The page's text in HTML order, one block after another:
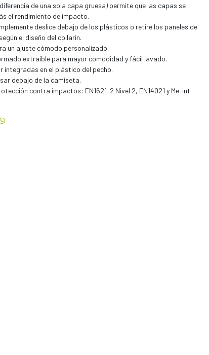
de una sola capa gruesa) permite que las capas se
el rendimiento de impacto.
deslice debajo de los plásticos o retire los paneles de
el diseño del collarín.
un ajuste cómodo personalizado.
extraíble para mayor comodidad y fácil lavado.
integradas en el plástico del pecho.
debajo de la camiseta.
contra impactos: EN1621-2 Nivel 2, EN14021 y Me-int